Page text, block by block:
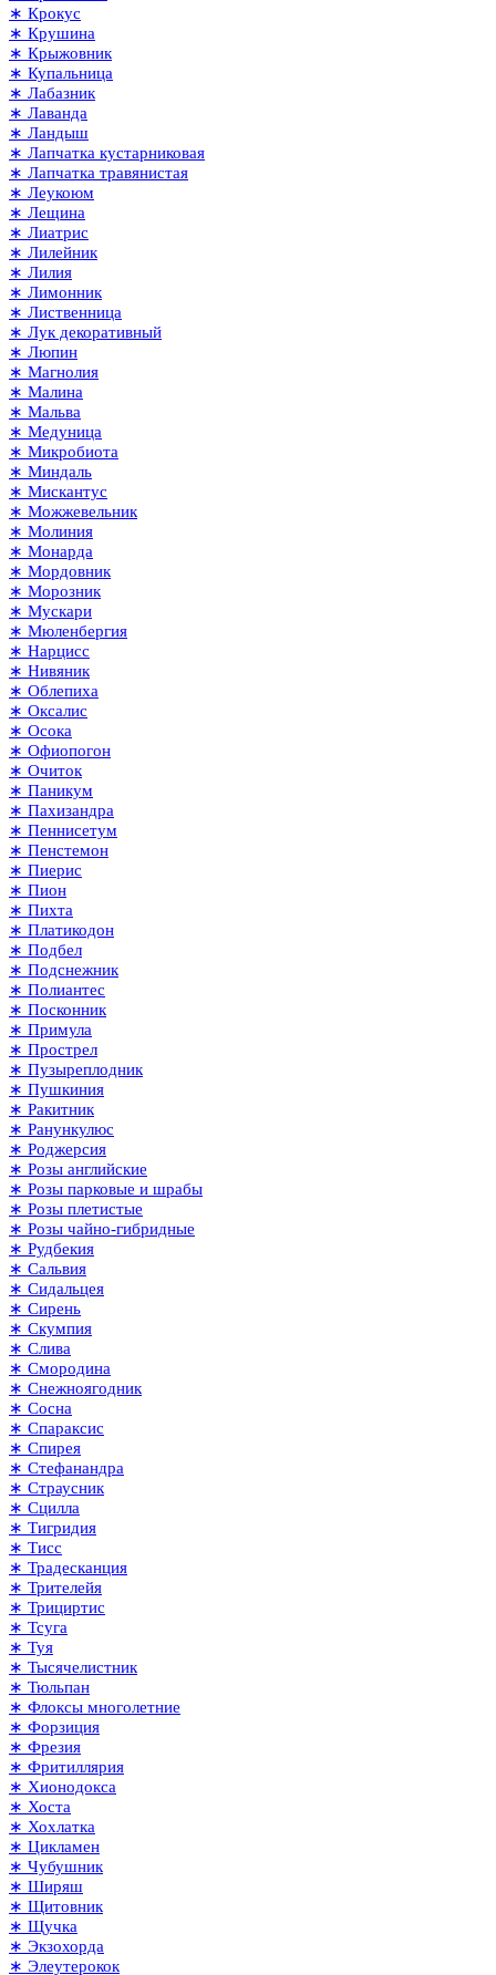
∗ Крокус
∗ Крушина
∗ Крыжовник
∗ Купальница
∗ Лабазник
∗ Лаванда
∗ Ландыш
∗ Лапчатка кустарниковая
∗ Лапчатка травянистая
∗ Леукоюм
∗ Лещина
∗ Лиатрис
∗ Лилейник
∗ Лилия
∗ Лимонник
∗ Лиственница
∗ Лук декоративный
∗ Люпин
∗ Магнолия
∗ Малина
∗ Мальва
∗ Медуница
∗ Микробиота
∗ Миндаль
∗ Мискантус
∗ Можжевельник
∗ Молиния
∗ Монарда
∗ Мордовник
∗ Морозник
∗ Мускари
∗ Мюленбергия
∗ Нарцисс
∗ Нивяник
∗ Облепиха
∗ Оксалис
∗ Осока
∗ Офиопогон
∗ Очиток
∗ Паникум
∗ Пахизандра
∗ Пеннисетум
∗ Пенстемон
∗ Пиерис
∗ Пион
∗ Пихта
∗ Платикодон
∗ Подбел
∗ Подснежник
∗ Полиантес
∗ Посконник
∗ Примула
∗ Прострел
∗ Пузыреплодник
∗ Пушкиния
∗ Ракитник
∗ Ранункулюс
∗ Роджерсия
∗ Розы английские
∗ Розы парковые и шрабы
∗ Розы плетистые
∗ Розы чайно-гибридные
∗ Рудбекия
∗ Сальвия
∗ Сидальцея
∗ Сирень
∗ Скумпия
∗ Слива
∗ Смородина
∗ Снежноягодник
∗ Сосна
∗ Спараксис
∗ Спирея
∗ Стефанандра
∗ Страусник
∗ Сцилла
∗ Тигридия
∗ Тисс
∗ Традесканция
∗ Трителейя
∗ Трициртис
∗ Тсуга
∗ Туя
∗ Тысячелистник
∗ Тюльпан
∗ Флоксы многолетние
∗ Форзиция
∗ Фрезия
∗ Фритиллярия
∗ Хионодокса
∗ Хоста
∗ Хохлатка
∗ Цикламен
∗ Чубушник
∗ Ширяш
∗ Щитовник
∗ Щучка
∗ Экзохорда
∗ Элеутерокок